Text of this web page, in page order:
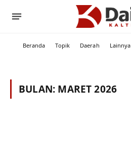
Beranda Topik Daerah Lainnya
BULAN: MARET 2026